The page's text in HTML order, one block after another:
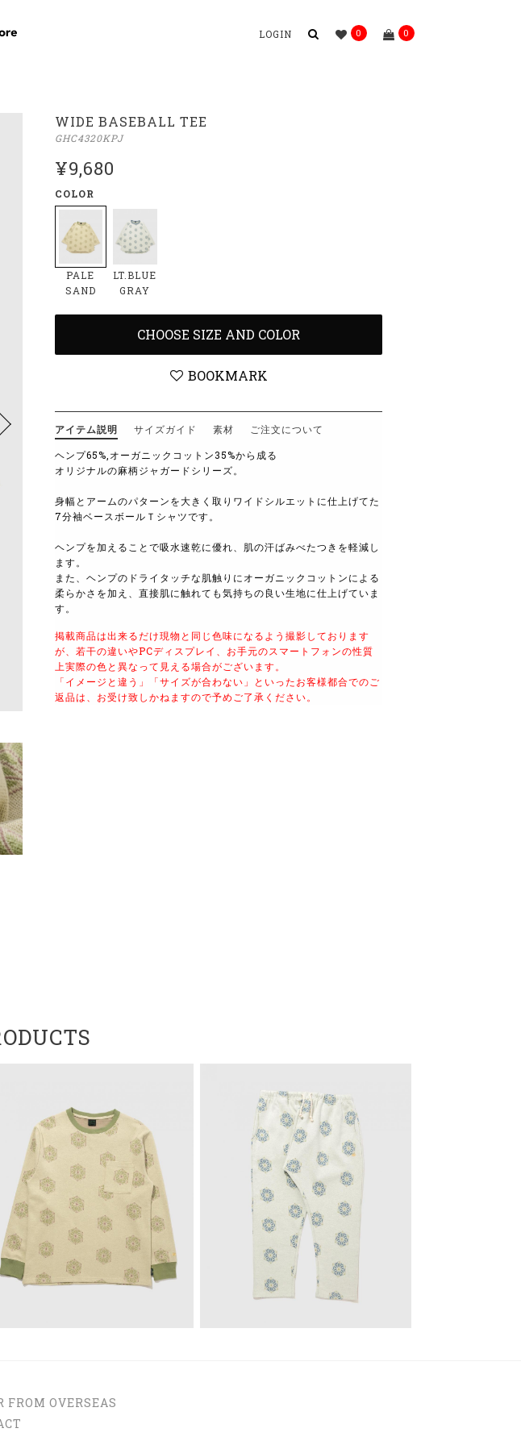
LOGIN 0 0
WIDE BASEBALL TEE
GHC4320KPJ
¥9,680
COLOR
PALE
SAND
LT.BLUE
GRAY
CHOOSE SIZE AND COLOR
BOOKMARK
アイテム説明 サイズガイド 素材
ご注文について
ヘンプ65%,オーガニックコットン35%から成る
オリジナルの麻柄ジャガードシリーズ。
身幅とアームのパターンを大きく取りワイドシルエットに仕上げてた
7分袖ベースボールＴシャツです。
ヘンプを加えることで吸水速乾に優れ、肌の汗ばみべたつきを軽減し
ます。
また、ヘンプのドライタッチな肌触りにオーガニックコットンによる
柔らかさを加え、直接肌に触れても気持ちの良い生地に仕上げていま
す。
掲載商品は出来るだけ現物と同じ色味になるよう撮影しております
が、若干の違いやPCディスプレイ、お手元のスマートフォンの性質
上実際の色と異なって見える場合がございます。
「イメージと違う」「サイズが合わない」といったお客様都合でのご
返品は、お受け致しかねますので予めご了承ください。
FROM OVERSEAS